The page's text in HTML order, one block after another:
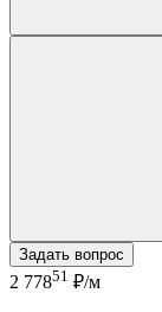
Задать вопрос
2 77851 ₽/м